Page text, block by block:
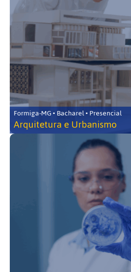
Formiga-MG • Bacharel • Presencial
Arquitetura e Urbanismo